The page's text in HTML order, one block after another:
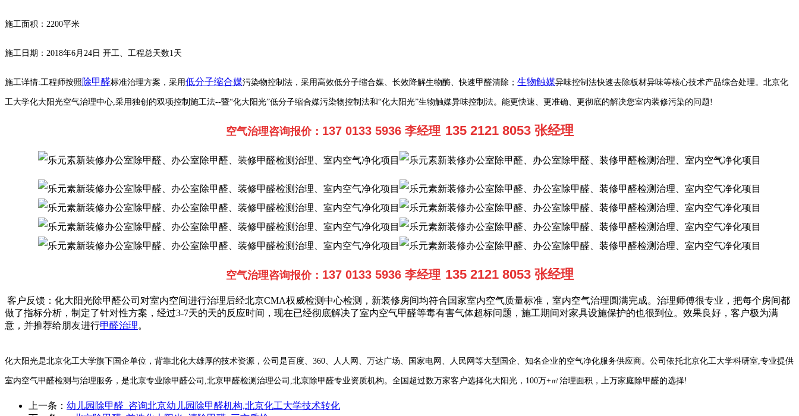
施工面积：2200平米
施工日期：2018年6月24日 开工、工程总天数1天
施工详情:工程师按照 除甲醛标准治理方案，采用低分子缩合媒污染物控制法，采用高效低分子缩合媒、长效降解生物酶、快速甲醛清除； 生物触媒异味控制法快速去除板材异味等核心技术产品综合处理。 北京化
工大学化大阳光空气治理中心,采用独创的双项控制施工法--暨“化大阳光”低分子缩合媒污染物控制法和“化大阳光”生物触媒异味控制法。能更快速、更准确、更彻底的解决您室内装修污染的问题!
空气治理咨询报价： 137 0133 5936 李经理 135 2121 8053 张经理
空气治理咨询报价： 137 0133 5936 李经理 135 2121 8053 张经理
客户反馈：化大阳光除甲醛公司对室内空间进行治理后经北京CMA权威检测中心检测，新装修房间均符合国家室内空气质量标准，室内空气治理圆满完成。治理师傅很专业，把每个房间都
做了指标分析，制定了针对性方案，经过3-7天的天的反应时间，现在已经彻底解决了室内空气甲醛等毒有害气体超标问题，施工期间对家具设施保护的也很到位。效果良好，客户极为满
意，并推荐给朋友进行甲醛治理。
化大阳光是北京化工大学旗下国企单位，背靠北化大雄厚的技术资源，公司是百度、360、人人网、万达广场、国家电网、人民网等大型国企、知名企业的空气净化服务供应商。公司依托北京化工大学科研室,专业提供
室内空气甲醛检测与治理服务，是北京专业除甲醛公司,北京甲醛检测治理公司,北京除甲醛专业资质机构。全国超过数万家客户选择化大阳光，100万+㎡治理面积，上万家庭除甲醛的选择!
上一条： 幼儿园除甲醛_咨询北京幼儿园除甲醛机构,北京化工大学技术转化